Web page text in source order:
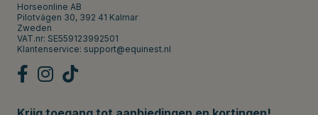
Horseonline AB
Pilotvägen 30, 392 41 Kalmar
Zweden
VAT.nr: SE559123992501
Klantenservice: support@equinest.nl